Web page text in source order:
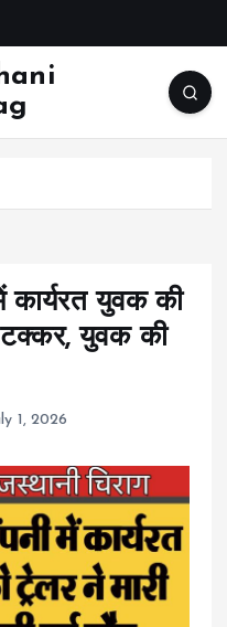
कार्यरत युवक की
टक्कर, युवक की
1, 2026